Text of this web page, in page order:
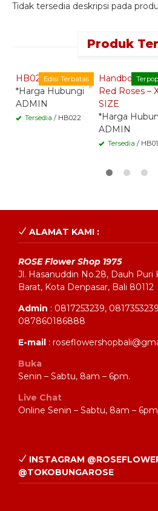
Tidak tersedia deskripsi pada
Produk
Edisi Terbatas
HB022
*Harga Hubungi
ADMIN
Tersedia / HB022
Quick
Handbouquet
Red Roses –
SIZE
*Harga
ADMIN
Tersedia /
ALAMAT KAMI :
ROSE Flower Shop 1975
Jl. Hasanuddin No.28, Dauh Puri
Barat, Kota Denpasar, Bali 80112
Admin : 0817253239,
087860186888
E-mail :
Buka
Senin – Sabtu, 8am – 6pm.
Live Chat
Online Senin – Sabtu, 8am –
INSTAGRAM
@TOKOBUNGAROSE